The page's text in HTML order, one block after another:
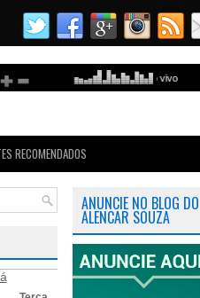
RECOMENDADOS
ANUNCIE NO BLOG DO
ALENCAR SOUZA